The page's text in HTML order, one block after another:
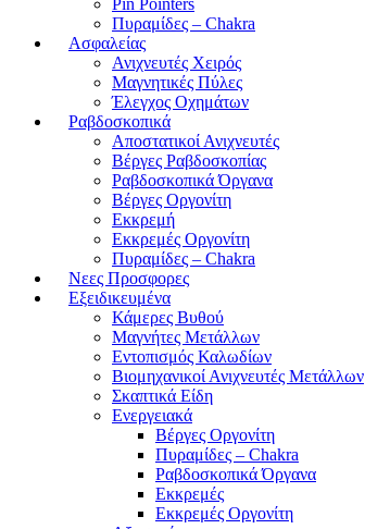
Πυραμίδες – Chakra
Ασφαλείας
Ανιχνευτές Χειρός
Μαγνητικές Πύλες
Έλεγχος Οχημάτων
Ραβδοσκοπικά
Αποστατικοί Ανιχνευτές
Βέργες Ραβδοσκοπίας
Ραβδοσκοπικά Όργανα
Βέργες Οργονίτη
Εκκρεμή
Εκκρεμές Οργονίτη
Πυραμίδες – Chakra
Νεες Προσφορες
Εξειδικευμένα
Κάμερες Βυθού
Μαγνήτες Μετάλλων
Εντοπισμός Καλωδίων
Βιομηχανικοί Ανιχνευτές Μετάλλων
Σκαπτικά Είδη
Ενεργειακά
Βέργες Οργονίτη
Πυραμίδες – Chakra
Ραβδοσκοπικά Όργανα
Εκκρεμές
Εκκρεμές Οργονίτη